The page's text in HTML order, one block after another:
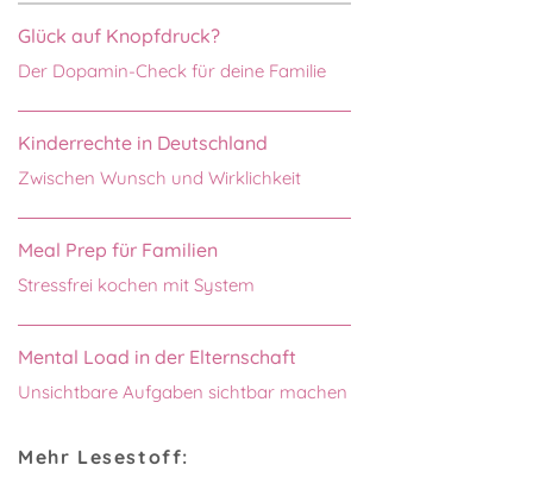
Glück auf Knopfdruck?
Der Dopamin-Check für deine Familie
Kinderrechte in Deutschland
Zwischen Wunsch und Wirklichkeit
Meal Prep für Familien
Stressfrei kochen mit System
Mental Load in der Elternschaft
Unsichtbare Aufgaben sichtbar machen
Mehr Lesestoff: